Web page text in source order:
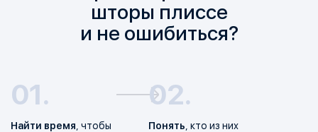
шторы плиссе
и не ошибиться?
Найти время , чтобы
Понять , кто из них